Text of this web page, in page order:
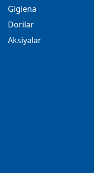
Gigiena
Dorilar
Aksiyalar